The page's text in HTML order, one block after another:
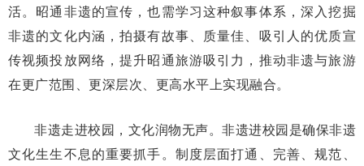
活。昭通非遗的宣传，也需学习这种叙事体系，深入挖掘
非遗的文化内涵，拍摄有故事、质量佳、吸引人的优质宣
传视频投放网络，提升昭通旅游吸引力，推动非遗与旅游
在更广范围、更深层次、更高水平上实现融合。
非遗走进校园，文化润物无声。非遗进校园是确保非遗
文化生生不息的重要抓手。制度层面打通、完善、规范、